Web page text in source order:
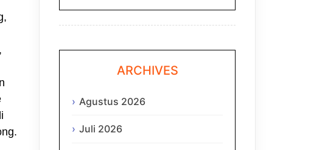
ARCHIVES
Agustus 2026
Juli 2026